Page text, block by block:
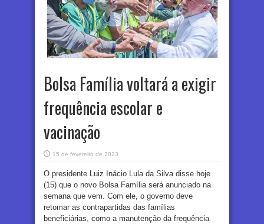
Bolsa Família voltará a exigir
frequência escolar e
vacinação
15 de fevereiro de 2023
O presidente Luiz Inácio Lula da Silva disse hoje
(15) que o novo Bolsa Família será anunciado na
semana que vem. Com ele, o governo deve
retomar as contrapartidas das famílias
beneficiárias, como a manutenção da frequência